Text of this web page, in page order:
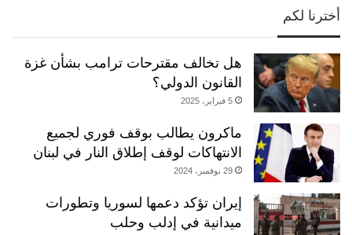
أخترنا لكم
هل تخالف مقترحات ترامب بشأن غزة
القانون الدولي؟
5 فبراير، 2025
ماكرون يطالب بوقف فوري لجميع
الانتهاكات لوقف إطلاق النار في لبنان
29 نوفمبر، 2024
إيران تؤكد دعمها لسوريا وتطورات
ميدانية في إدلب وحلب